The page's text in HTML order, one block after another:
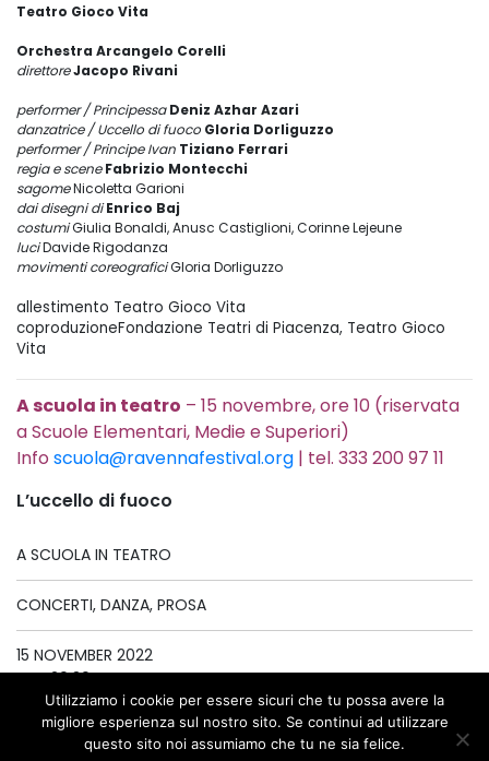
Teatro Gioco Vita
Orchestra Arcangelo Corelli
direttoreJacopo Rivani
performer / Principessa Deniz Azhar Azari
danzatrice / Uccello di fuoco Gloria Dorliguzzo
performer / Principe Ivan Tiziano Ferrari
regia e scene Fabrizio Montecchi
sagomeNicoletta Garioni
dai disegni di Enrico Baj
costumiGiulia Bonaldi, Anusc Castiglioni, Corinne Lejeune
luciDavide Rigodanza
movimenti coreograficiGloria Dorliguzzo
allestimento Teatro Gioco Vita
coproduzioneFondazione Teatri di Piacenza, Teatro Gioco
Vita
A scuola in teatro – 15 novembre, ore 10 (riservata
a Scuole Elementari, Medie e Superiori)
Info scuola@ravennafestival.org | tel. 333 200 97 11
L’uccello di fuoco
A SCUOLA IN TEATRO
CONCERTI, DANZA, PROSA
15 NOVEMBER 2022
ORE 20:30
TEATRO ALIGHIERI
Utilizziamo i cookie per essere sicuri che tu possa avere la
migliore esperienza sul nostro sito. Se continui ad utilizzare
questo sito noi assumiamo che tu ne sia felice.